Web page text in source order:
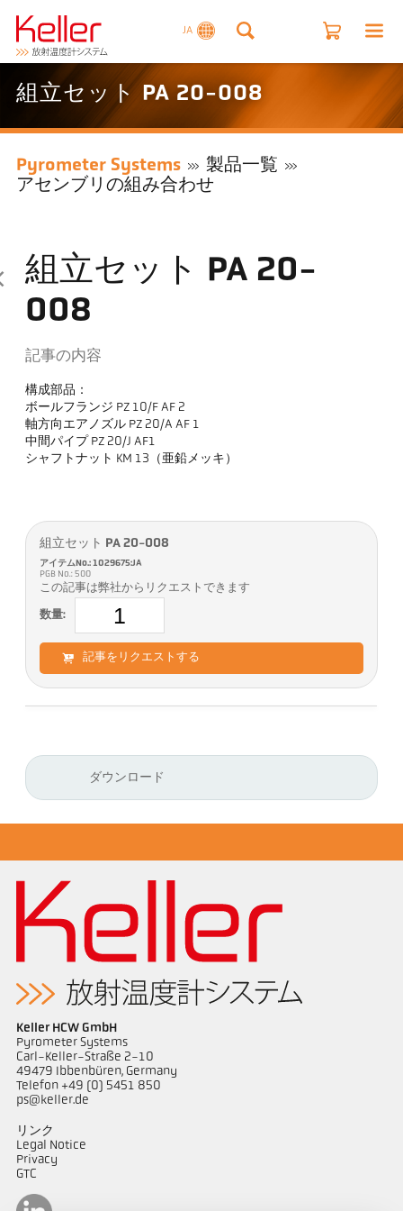
JA
組立セット PA 20-008
Pyrometer Systems
製品一覧
アセンブリの組み合わせ
組立セット PA 20-
008
記事の内容
構成部品：
ボールフランジ PZ 10/F AF 2
軸方向エアノズル PZ 20/A AF 1
中間パイプ PZ 20/J AF1
シャフトナット KM 13（亜鉛メッキ）
組立セット PA 20-008
アイテムNo.: 1029675:JA
PGB No.: 500
この記事は弊社からリクエストできます
数量:
記事をリクエストする
ダウンロード
Keller HCW GmbH
Pyrometer Systems
Carl-Keller-Straße 2-10
49479 Ibbenbüren, Germany
Telefon +49 (0) 5451 850
ps@keller.de
リンク
Legal Notice
Privacy
GTC